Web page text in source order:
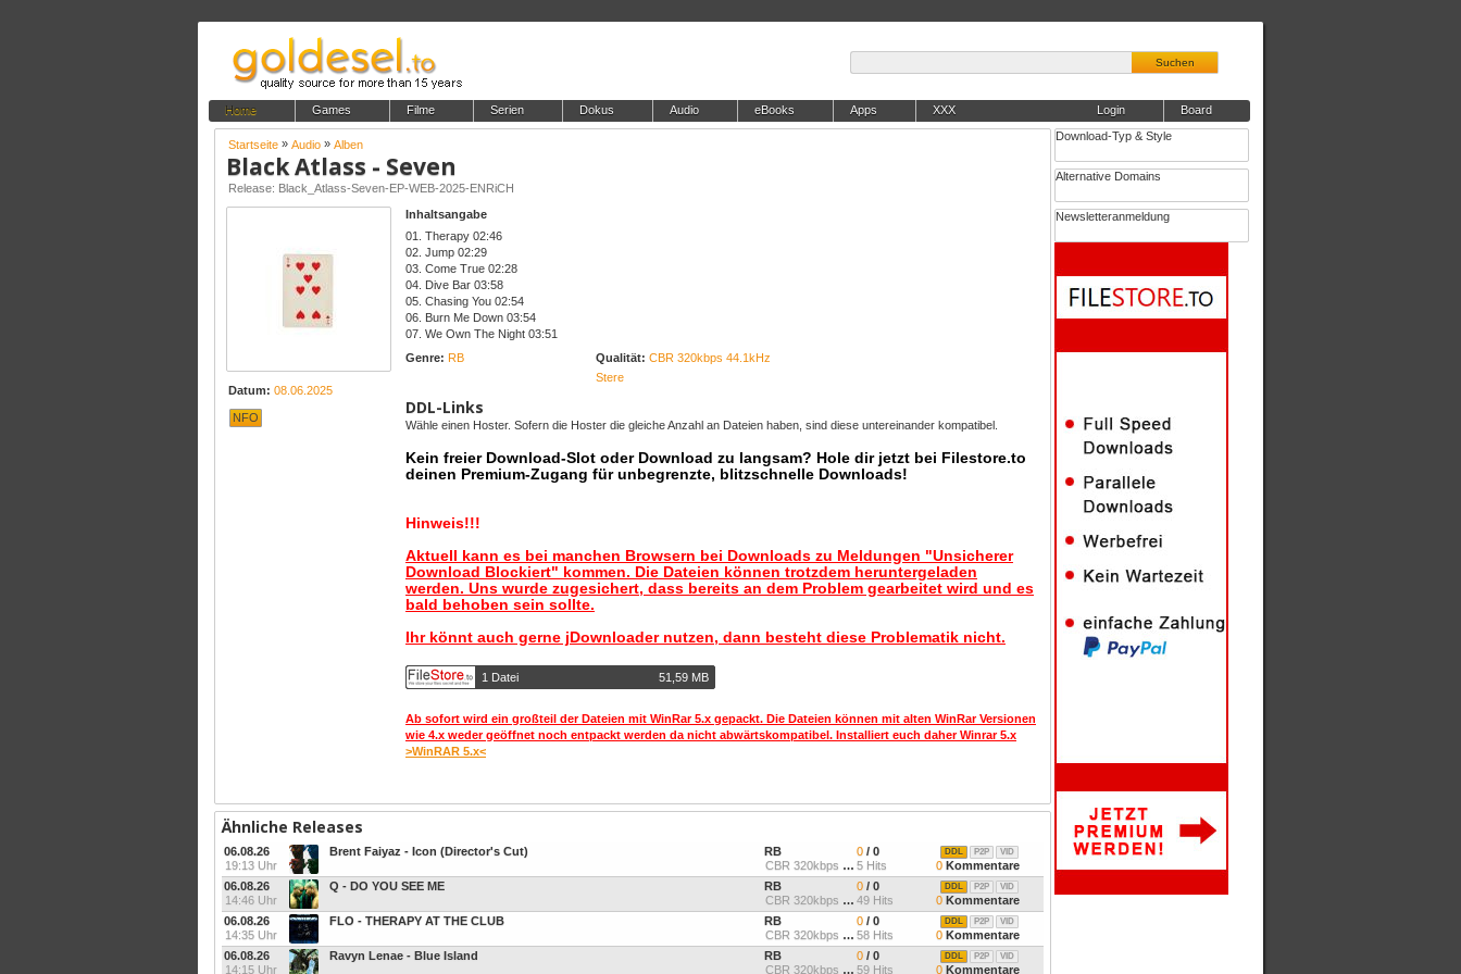
Suchen
Home Games Filme Serien Dokus Audio eBooks Apps XXX Board
Login
Download-Typ & Style
Alternative Domains
Newsletteranmeldung
Startseite » Audio » Alben
Black Atlass - Seven
Release: Black_Atlass-Seven-EP-WEB-2025-ENRiCH
Datum: 08.06.2025
NFO
Inhaltsangabe
01. Therapy 02:46
02. Jump 02:29
03. Come True 02:28
04. Dive Bar 03:58
05. Chasing You 02:54
06. Burn Me Down 03:54
07. We Own The Night 03:51
Genre: RB Qualität: CBR 320kbps 44.1kHz
Stere
DDL-Links
Wähle einen Hoster. Sofern die Hoster die gleiche Anzahl an Dateien haben, sind diese untereinander kompatibel.
Kein freier Download-Slot oder Download zu langsam? Hole dir jetzt bei Filestore.to
deinen Premium-Zugang für unbegrenzte, blitzschnelle Downloads!
Hinweis!!!
Aktuell kann es bei manchen Browsern bei Downloads zu Meldungen "Unsicherer
Download Blockiert" kommen. Die Dateien können trotzdem heruntergeladen
werden. Uns wurde zugesichert, dass bereits an dem Problem gearbeitet wird und es
bald behoben sein sollte.
Ihr könnt auch gerne jDownloader nutzen, dann besteht diese Problematik nicht.
1 Datei 51,59 MB
Ab sofort wird ein großteil der Dateien mit WinRar 5.x gepackt. Die Dateien können mit alten WinRar Versionen
wie 4.x weder geöffnet noch entpackt werden da nicht abwärtskompatibel. Installiert euch daher Winrar 5.x
>WinRAR 5.x<
Ähnliche Releases
06.08.26
19:13 Uhr
Brent Faiyaz - Icon (Director's Cut)
RB
CBR 320kbps 44.1kHz Joint
0 / 0
5 Hits
VID
P2P
DDL
0 Kommentare
06.08.26
14:46 Uhr
Q - DO YOU SEE ME
RB
CBR 320kbps 44.1kHz Joint
0 / 0
49 Hits
VID
P2P
DDL
0 Kommentare
06.08.26
14:35 Uhr
FLO - THERAPY AT THE CLUB
RB
CBR 320kbps 44.1kHz Joint
0 / 0
58 Hits
VID
P2P
DDL
0 Kommentare
06.08.26
14:15 Uhr
Ravyn Lenae - Blue Island
RB
CBR 320kbps 44.1kHz Joint
0 / 0
59 Hits
VID
P2P
DDL
0 Kommentare